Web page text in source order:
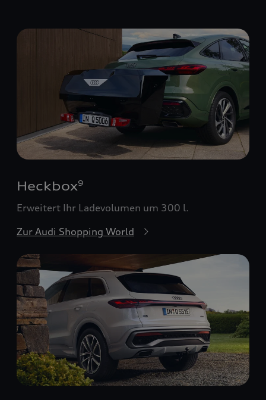
Heckbox9
Erweitert Ihr Ladevolumen um 300 l.
Zur Audi Shopping World